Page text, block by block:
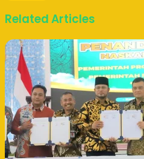
Related Articles